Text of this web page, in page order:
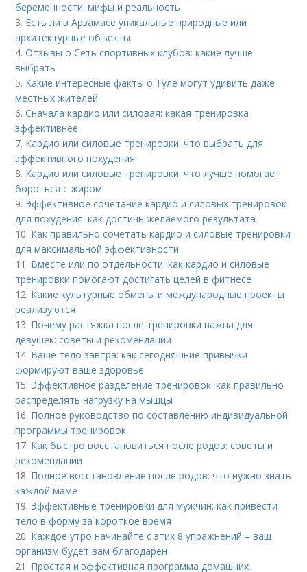
беременности: мифы и реальность
3. Есть ли в Арзамасе уникальные природные или
архитектурные объекты
4.Отзывы о Сеть спортивных клубов: какие лучше
выбрать
5. Какие интересные факты о Туле могут удивить даже
местных жителей
6.Сначала кардио или силовая: какая тренировка
эффективнее
7. Кардио или силовые тренировки: что выбрать для
эффективного похудения
8. Кардио или силовые тренировки: что лучше помогает
бороться с жиром
9. Эффективное сочетание кардио и силовых тренировок
для похудения: как достичь желаемого результата
10. Как правильно сочетать кардио и силовые тренировки
для максимальной эффективности
11. Вместе или по отдельности: как кардио и силовые
тренировки помогают достигать целей в фитнесе
12. Какие культурные обмены и международные проекты
реализуются
13. Почему растяжка после тренировки важна для
девушек: советы и рекомендации
14. Ваше тело завтра: как сегодняшние привычки
формируют ваше здоровье
15. Эффективное разделение тренировок: как правильно
распределять нагрузку на мышцы
16. Полное руководство по составлению индивидуальной
программы тренировок
17. Как быстро восстановиться после родов: советы и
рекомендации
18. Полное восстановление после родов: что нужно знать
каждой маме
19. Эффективные тренировки для мужчин: как привести
тело в форму за короткое время
20. Каждое утро начинайте с этих 8 упражнений – ваш
организм будет вам благодарен
21. Простая и эффективная программа домашних